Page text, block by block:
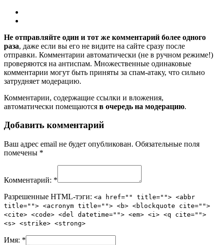
Не отправляйте один и тот же комментарий более одного
раза, даже если вы его не видите на сайте сразу после
отправки. Комментарии автоматически (не в ручном режиме!)
проверяются на антиспам. Множественные одинаковые
комментарии могут быть приняты за спам-атаку, что сильно
затрудняет модерацию.
Комментарии, содержащие ссылки и вложения,
автоматически помещаются в очередь на модерацию.
Добавить комментарий
Ваш адрес email не будет опубликован. Обязательные поля
помечены *
Комментарий: *
Разрешенные HTML-тэги: <a href="" title=""> <abbr
title=""> <acronym title=""> <b> <blockquote cite="">
<cite> <code> <del datetime=""> <em> <i> <q cite="">
<s> <strike> <strong>
Имя: *